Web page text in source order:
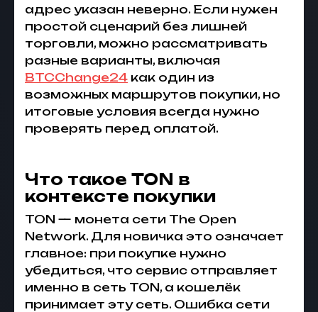
адрес указан неверно. Если нужен
простой сценарий без лишней
торговли, можно рассматривать
разные варианты, включая
BTCChange24 как один из
возможных маршрутов покупки, но
итоговые условия всегда нужно
проверять перед оплатой.
Что такое TON в
контексте покупки
TON — монета сети The Open
Network. Для новичка это означает
главное: при покупке нужно
убедиться, что сервис отправляет
именно в сеть TON, а кошелёк
принимает эту сеть. Ошибка сети